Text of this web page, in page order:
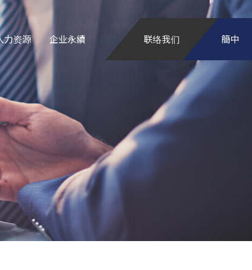
力资源 企业永續 联络我们 簡中